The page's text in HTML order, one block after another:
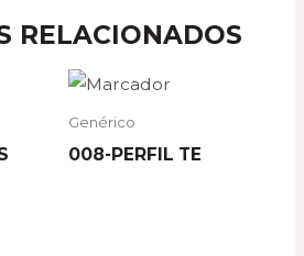
RELACIONADOS
Genérico
008-PERFIL TE